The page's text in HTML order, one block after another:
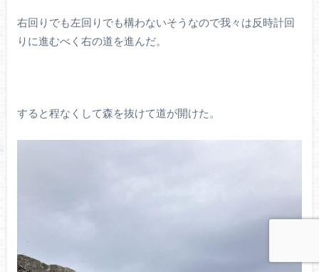
右回りでも左回りでも構わないそうなので我々は反時計回
りに進むべく右の道を進んだ。
すると程なくして森を抜けて道が開けた。